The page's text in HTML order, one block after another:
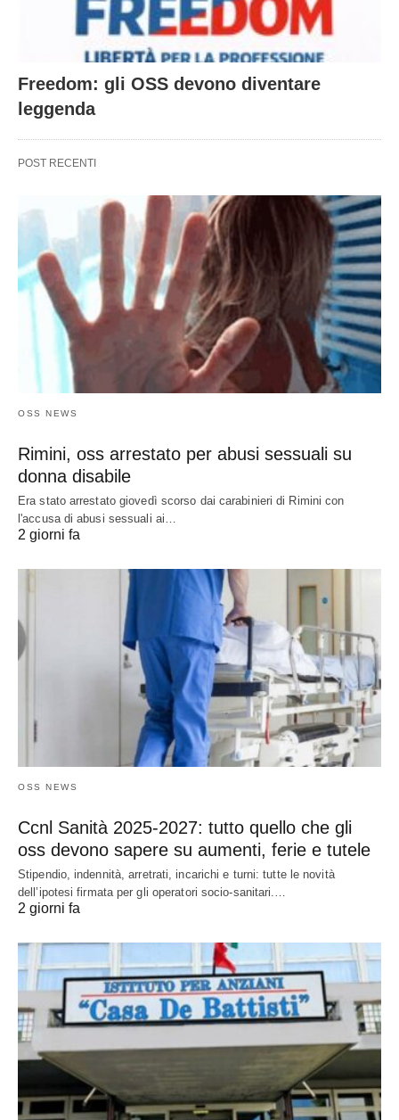
Freedom: gli OSS devono diventare
leggenda
POST RECENTI
OSS NEWS
Rimini, oss arrestato per abusi sessuali su
donna disabile
Era stato arrestato giovedì scorso dai carabinieri di Rimini con
l'accusa di abusi sessuali ai…
2 giorni fa
OSS NEWS
Ccnl Sanità 2025-2027: tutto quello che gli
oss devono sapere su aumenti, ferie e tutele
Stipendio, indennità, arretrati, incarichi e turni: tutte le novità
dell’ipotesi firmata per gli operatori socio-sanitari.…
2 giorni fa